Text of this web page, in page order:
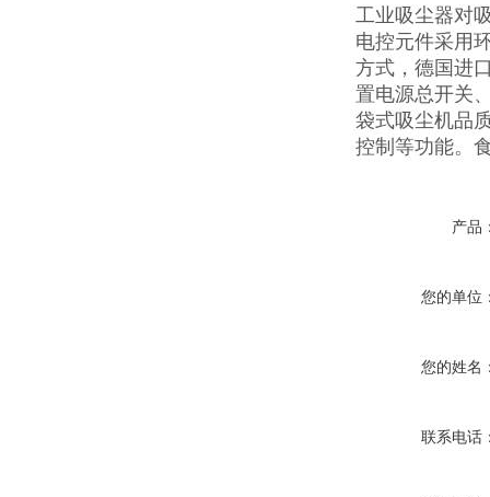
工业吸尘器对
电控元件采用
方式，德国进
置电源总开关
袋式吸尘机品
控制等功能。
产品
您的单位
您的姓名
联系电话